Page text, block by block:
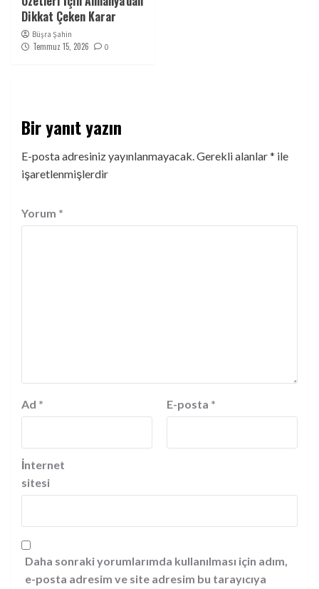
Dikkat Çeken Karar
Büşra Şahin
Temmuz 15, 2026 0
Bir yanıt yazın
E-posta adresiniz yayınlanmayacak.Gerekli alanlar* ile
işaretlenmişlerdir
Yorum *
Ad * E-posta *
İnternet
sitesi
Daha sonraki yorumlarımda kullanılması için adım,
e-posta adresim ve site adresim bu tarayıcıya